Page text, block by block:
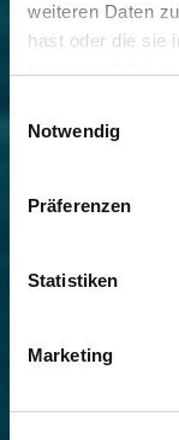
weiteren Daten
hast oder die sie
Notwendig
Präferenzen
Statistiken
Marketing